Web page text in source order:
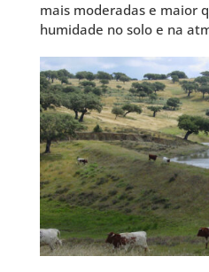
mais moderadas e maior
humidade no solo e na